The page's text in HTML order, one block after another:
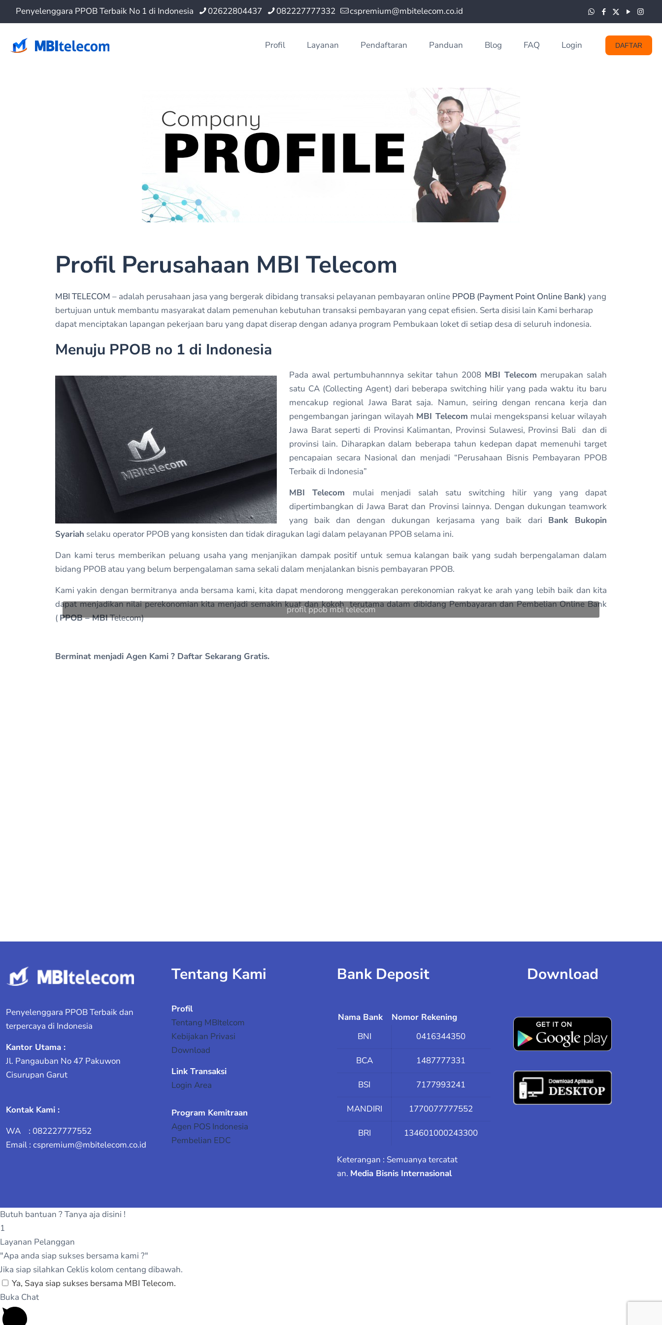
Penyelenggara PPOB Terbaik No 1 di Indonesia 02622804437 082227777332 cspremium@mbitelecom.co.id
Profil Layanan Pendaftaran Panduan Blog FAQ Login DAFTAR
Profil Perusahaan MBI Telecom
MBI TELECOM – adalah perusahaan jasa yang bergerak dibidang transaksi pelayanan pembayaran online PPOB (Payment Point Online Bank) yang
bertujuan untuk membantu masyarakat dalam pemenuhan kebutuhan transaksi pembayaran yang cepat efisien. Serta disisi lain Kami berharap
dapat menciptakan lapangan pekerjaan baru yang dapat diserap dengan adanya program Pembukaan loket di setiap desa di seluruh indonesia.
Menuju PPOB no 1 di Indonesia
profil ppob mbi telecom
Pada awal pertumbuhannnya sekitar tahun 2008 MBI Telecom merupakan salah
satu CA (Collecting Agent) dari beberapa switching hilir yang pada waktu itu baru
mencakup regional Jawa Barat saja. Namun, seiring dengan rencana kerja dan
pengembangan jaringan wilayah MBI Telecom mulai mengekspansi keluar wilayah
Jawa Barat seperti di Provinsi Kalimantan, Provinsi Sulawesi, Provinsi Bali dan di
provinsi lain. Diharapkan dalam beberapa tahun kedepan dapat memenuhi target
pencapaian secara Nasional dan menjadi “Perusahaan Bisnis Pembayaran PPOB
Terbaik di Indonesia”
MBI Telecom mulai menjadi salah satu switching hilir yang yang dapat
dipertimbangkan di Jawa Barat dan Provinsi lainnya. Dengan dukungan teamwork
yang baik dan dengan dukungan kerjasama yang baik dari Bank Bukopin
Syariah selaku operator PPOB yang konsisten dan tidak diragukan lagi dalam pelayanan PPOB selama ini.
Dan kami terus memberikan peluang usaha yang menjanjikan dampak positif untuk semua kalangan baik yang sudah berpengalaman dalam
bidang PPOB atau yang belum berpengalaman sama sekali dalam menjalankan bisnis pembayaran PPOB.
Kami yakin dengan bermitranya anda bersama kami, kita dapat mendorong menggerakan perekonomian rakyat ke arah yang lebih baik dan kita
dapat menjadikan nilai perekonomian kita menjadi semakin kuat dan kokoh terutama dalam dibidang Pembayaran dan Pembelian Online Bank
( PPOB – MBITelecom)
Berminat menjadi Agen Kami ? Daftar Sekarang Gratis.
Penyelenggara PPOB Terbaik dan
terpercaya di Indonesia
Kantor Utama :
Jl. Pangauban No 47 Pakuwon
Cisurupan Garut
Kontak Kami :
WA : 082227777552
Email : cspremium@mbitelecom.co.id
Tentang Kami
Profil
Tentang MBItelcom
Kebijakan Privasi
Download
Link Transaksi
Login Area
Program Kemitraan
Agen POS Indonesia
Pembelian EDC
Bank Deposit
Nama Bank
Nomor Rekening
BNI
0416344350
BCA 1487777331
BSI 7177993241
MANDIRI 1770077777552
BRI 134601000243300
Keterangan : Semuanya tercatat
an. Media Bisnis Internasional
Download
Butuh bantuan ? Tanya aja disini !
1
Layanan Pelanggan
"Apa anda siap sukses bersama kami ?"
Jika siap silahkan Ceklis kolom centang dibawah.
Ya, Saya siap sukses bersama MBI Telecom.
Buka Chat